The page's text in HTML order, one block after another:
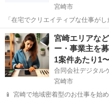
宮崎市
「在宅でクリエイティブな仕事が
💡 AI動画クリエイターは、毎日違うテーマで動画を生成する仕事で
す。 クリエイティブな発想と丁寧な確
宅・月収44万円前...
宮崎 宮崎市 その他 動画
宮崎エリアな
ー・事業主を募
1案件あたり1
合同会社デジタル
宮崎市
📱 宮崎で地域密着型のお仕事を始